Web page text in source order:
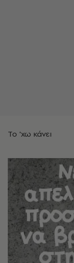
Το 'χω κάνει